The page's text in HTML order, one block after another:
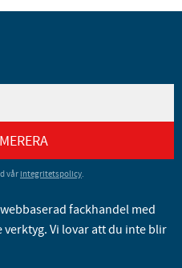
vår integritetspolicy.
fackhandel med
Vi lovar att du inte blir